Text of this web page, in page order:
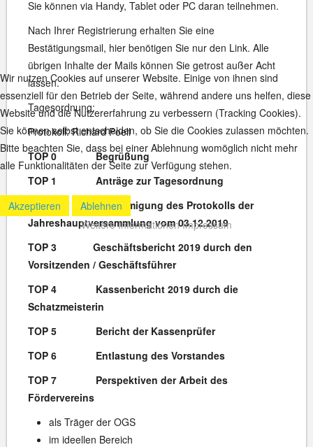
Sie können via Handy, Tablet oder PC daran teilnehmen.
Nach Ihrer Registrierung erhalten Sie eine
Bestätigungsmail, hier benötigen Sie nur den Link. Alle
übrigen Inhalte der Mails können Sie getrost außer Acht
lassen.
Tagesordnung:
Protokoll: Richard Poell
TOP 0 Begrüßung
TOP 1 Anträge zur Tagesordnung
TOP 2 Genehmigung des Protokolls der
Jahreshauptversammlung vom 03.12.2019
TOP 3 Geschäftsbericht 2019 durch den
Vorsitzenden / Geschäftsführer
TOP 4 Kassenbericht 2019 durch die
Schatzmeisterin
TOP 5 Bericht der Kassenprüfer
TOP 6 Entlastung des Vorstandes
TOP 7 Perspektiven der Arbeit des
Fördervereins
als Träger der OGS
im ideellen Bereich
Wir nutzen Cookies auf unserer Website. Einige von ihnen sind
essenziell für den Betrieb der Seite, während andere uns helfen, diese
Website und die Nutzererfahrung zu verbessern (Tracking Cookies).
Sie können selbst entscheiden, ob Sie die Cookies zulassen möchten.
Bitte beachten Sie, dass bei einer Ablehnung womöglich nicht mehr
alle Funktionalitäten der Seite zur Verfügung stehen.
Akzeptieren
Ablehnen
Weitere Informationen Impressum